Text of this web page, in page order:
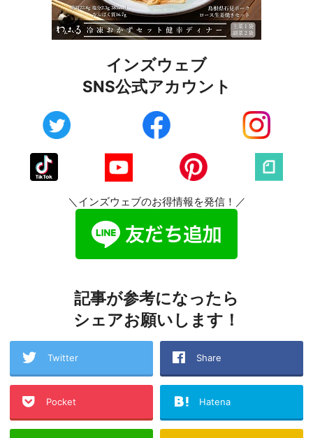
インズウェブ
SNS公式アカウント
＼インズウェブのお得情報を発信！／
記事が参考になったら
シェアお願いします！
Twitter Share
Pocket Hatena